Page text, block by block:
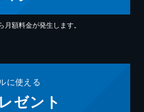
額料金が発生します。
に使える
ゼント